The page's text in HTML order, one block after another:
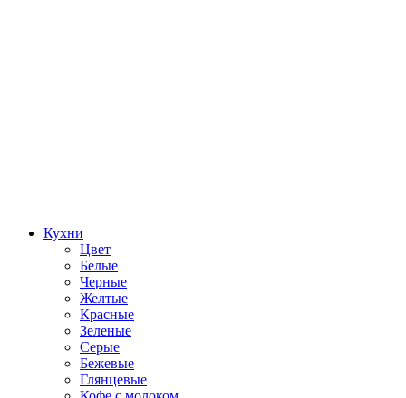
Кухни
Цвет
Белые
Черные
Желтые
Красные
Зеленые
Серые
Бежевые
Глянцевые